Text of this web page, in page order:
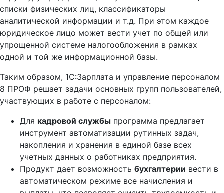
списки физических лиц, классификаторы
аналитической информации и т.д. При этом каждое
юридическое лицо может вести учет по общей или
упрощенной системе налогообложения в рамках
одной и той же информационной базы.
Таким образом, 1С:Зарплата и управление персоналом
8 ПРОФ решает задачи основных групп пользователей,
участвующих в работе с персоналом:
Для кадровой службы программа предлагает
инструмент автоматизации рутинных задач,
накопления и хранения в единой базе всех
учетных данных о работниках предприятия.
Продукт дает возможность бухгалтерии вести в
автоматическом режиме все начисления и